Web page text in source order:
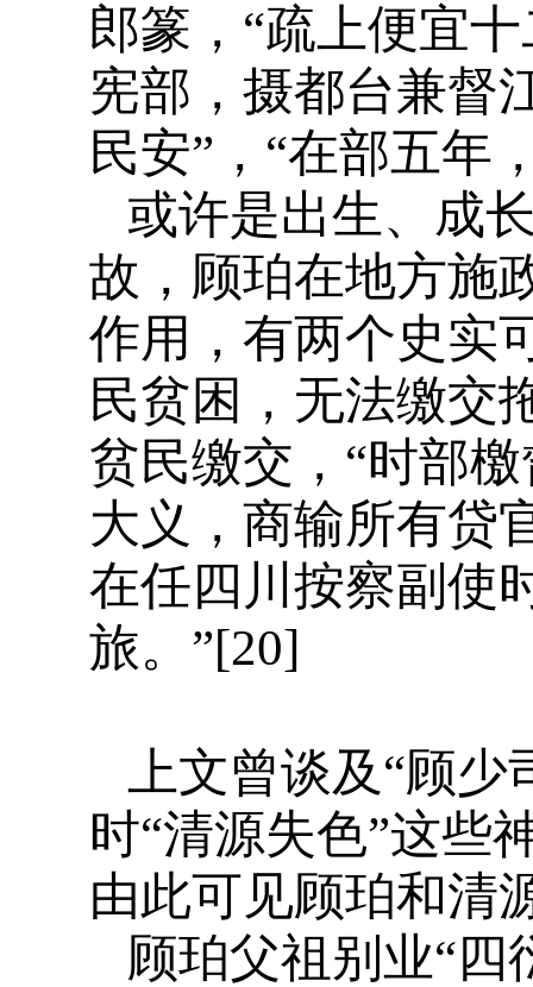
郎篆，“疏上便宜
宪部，摄都台兼督
民安”，“在部五年
或许是出生、成
故，顾珀在地方施
作用，有两个史实
民贫困，无法缴交
贫民缴交，“时部
大义，商输所有贷
在任四川按察副使
旅。”[20]
上文曾谈及“顾
时“清源失色”这些
由此可见顾珀和清
顾珀父祖别业“四